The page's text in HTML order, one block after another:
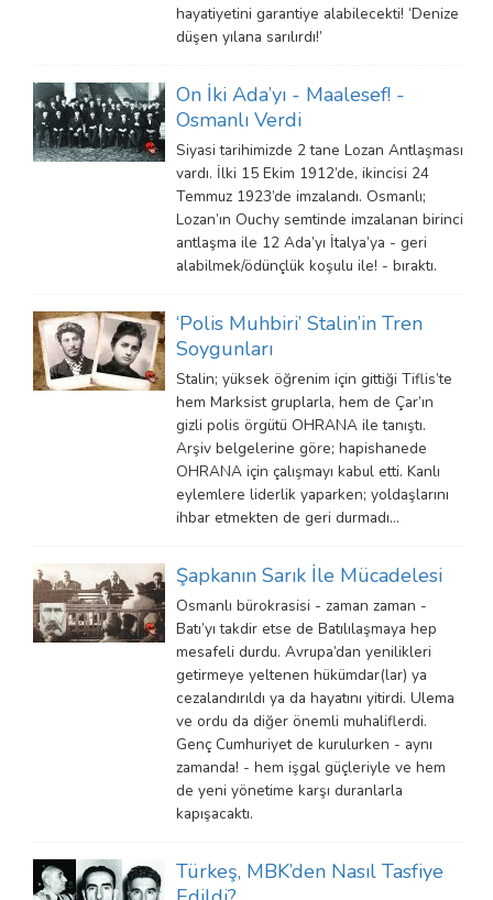
hayatiyetini garantiye alabilecekti! ‘Denize
düşen yılana sarılırdı!’
On İki Ada’yı - Maalesef! -
Osmanlı Verdi
Siyasi tarihimizde 2 tane Lozan Antlaşması
vardı. İlki 15 Ekim 1912’de, ikincisi 24
Temmuz 1923’de imzalandı. Osmanlı;
Lozan’ın Ouchy semtinde imzalanan birinci
antlaşma ile 12 Ada’yı İtalya’ya - geri
alabilmek/ödünçlük koşulu ile! - bıraktı.
‘Polis Muhbiri’ Stalin’in Tren
Soygunları
Stalin; yüksek öğrenim için gittiği Tiflis’te
hem Marksist gruplarla, hem de Çar’ın
gizli polis örgütü OHRANA ile tanıştı.
Arşiv belgelerine göre; hapishanede
OHRANA için çalışmayı kabul etti. Kanlı
eylemlere liderlik yaparken; yoldaşlarını
ihbar etmekten de geri durmadı…
Şapkanın Sarık İle Mücadelesi
Osmanlı bürokrasisi - zaman zaman -
Batı’yı takdir etse de Batılılaşmaya hep
mesafeli durdu. Avrupa’dan yenilikleri
getirmeye yeltenen hükümdar(lar) ya
cezalandırıldı ya da hayatını yitirdi. Ulema
ve ordu da diğer önemli muhaliflerdi.
Genç Cumhuriyet de kurulurken - aynı
zamanda! - hem işgal güçleriyle ve hem
de yeni yönetime karşı duranlarla
kapışacaktı.
Türkeş, MBK’den Nasıl Tasfiye